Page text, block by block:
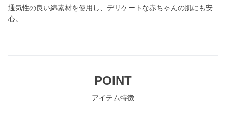
通気性の良い綿素材を使用し、デリケートな赤ちゃんの肌にも安
心。
POINT
アイテム特徴